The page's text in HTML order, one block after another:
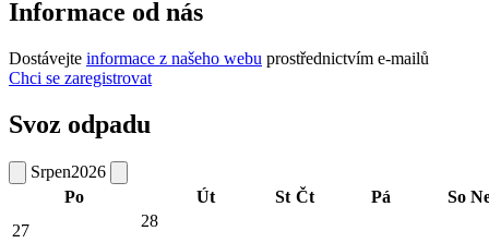
Informace od nás
Dostávejte informace z našeho webu prostřednictvím e-mailů
Chci se zaregistrovat
Svoz odpadu
Srpen2026
Po
Út St Čt Pá So
27
28